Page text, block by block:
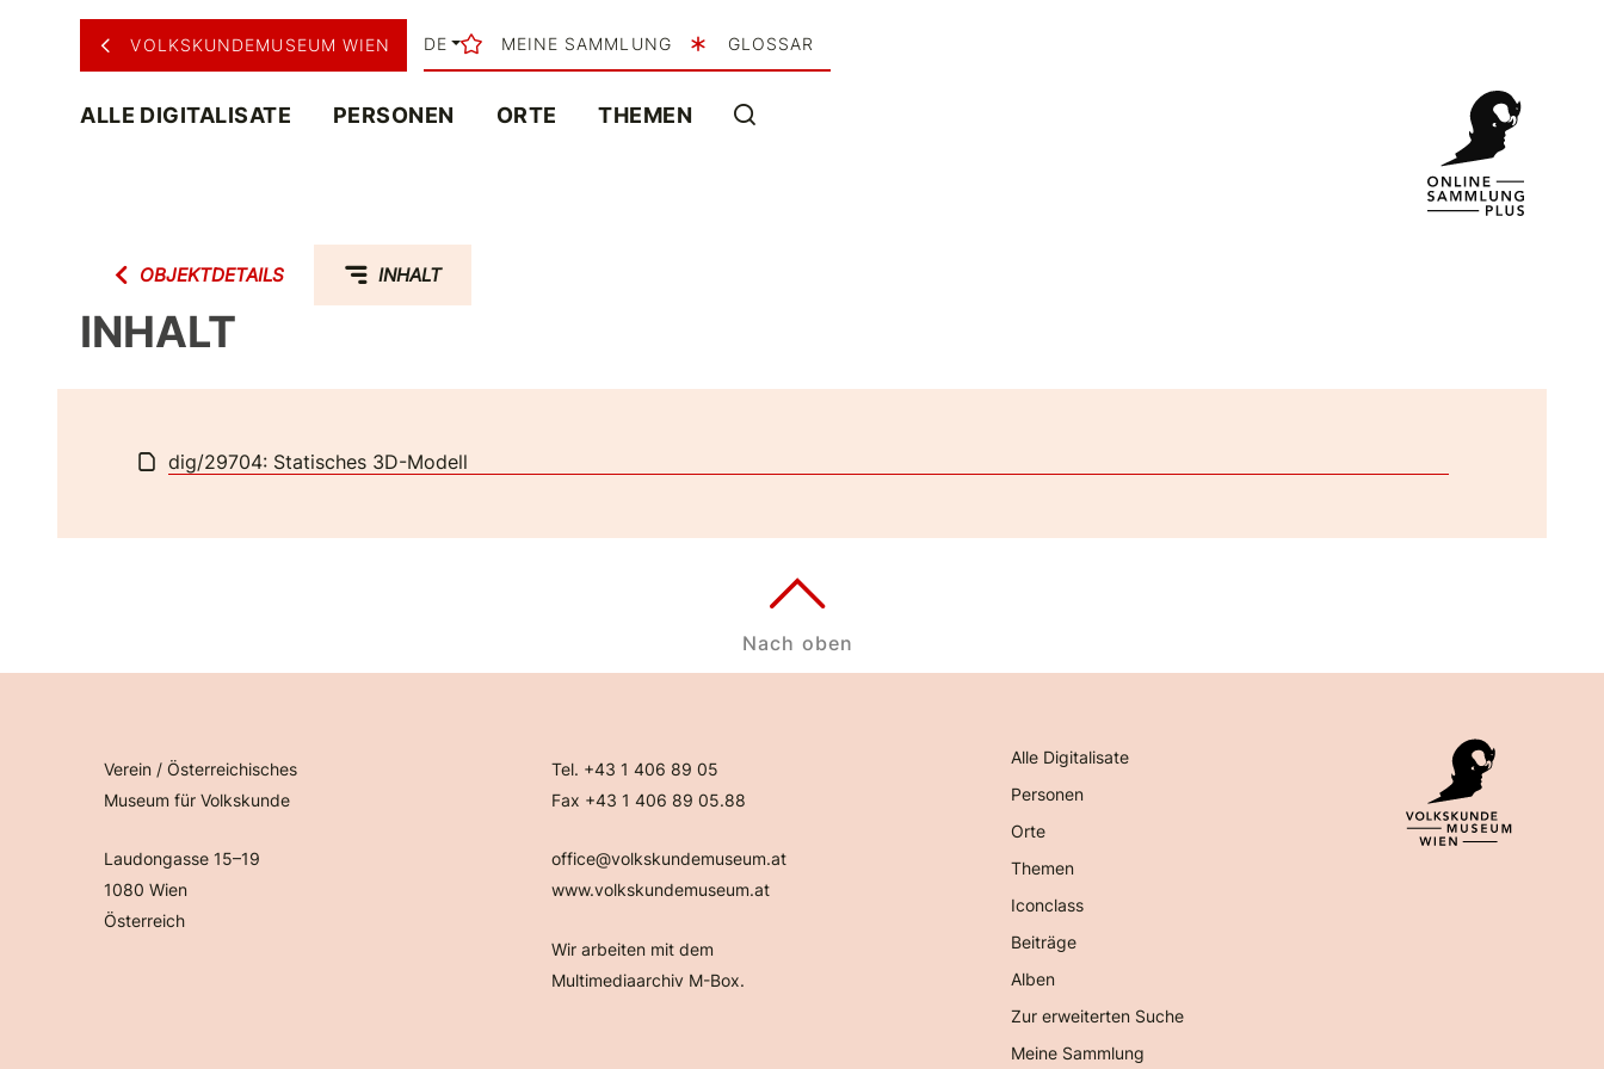
VOLKSKUNDEMUSEUM WIEN DE MEINE SAMMLUNG GLOSSAR
ALLE DIGITALISATE PERSONEN ORTE THEMEN
OBJEKTDETAILS INHALT
INHALT
dig/29704: Statisches 3D-Modell
Verein / Österreichisches
Museum für Volkskunde
Laudongasse 15–19
1080 Wien
Österreich
Tel. +43 1 406 89 05
Fax +43 1 406 89 05.88
office@volkskundemuseum.at
www.volkskundemuseum.at
Wir arbeiten mit dem
Multimediaarchiv M-Box.
Alle Digitalisate
Personen
Orte
Themen
Iconclass
Beiträge
Alben
Zur erweiterten Suche
Meine Sammlung
Nach oben